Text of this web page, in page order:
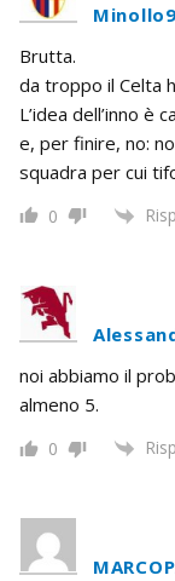
Brutta.
da troppo il Celta
L’idea dell’inno è
e, per finire, no:
squadra per cui
0
noi abbiamo il
almeno 5.
0